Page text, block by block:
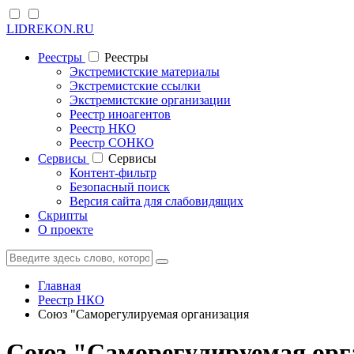
LIDREKON.RU
Реестры
Реестры
Экстремистские материалы
Экстремистские ссылки
Экстремистские организации
Реестр иноагентов
Реестр НКО
Реестр СОНКО
Cервисы
Cервисы
Контент-фильтр
Безопасный поиск
Версия сайта для слабовидящих
Скрипты
О проекте
Главная
Реестр НКО
Союз "Саморегулируемая организация